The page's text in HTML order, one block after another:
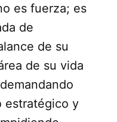
es fuerza; es
de
de su
de su vida
estratégico y